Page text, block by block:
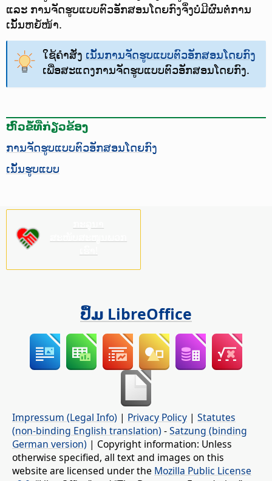
ແລະ ການຈັດຮູບແບບຕົວອັກສອນໂດຍກົງຈຶ່ງບໍ່ມີຜົນຕໍ່ການ
ເນັ້ນຫຍໍ້ໜ້າ.
ໃຊ້ຄຳສັ່ງ ເນັ້ນການຈັດຮູບແບບຕົວອັກສອນໂດຍກົງ
ເພື່ອສະແດງການຈັດຮູບແບບຕົວອັກສອນໂດຍກົງ.
ຫົວຂໍ້ທີ່ກ່ຽວຂ້ອງ
ການຈັດຮູບແບບຕົວອັກສອນໂດຍກົງ
ເນັ້ນຮູບແບບ
ປຶ້ມ LibreOffice
Impressum (Legal Info) | Privacy Policy | Statutes
(non-binding English translation) -Satzung (binding
German version) | Copyright information: Unless
otherwise specified, all text and images on this
website are licensed under the Mozilla Public License